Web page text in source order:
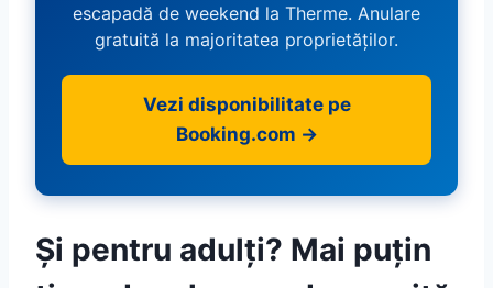
escapadă de weekend la Therme. Anulare
gratuită la majoritatea proprietăților.
Vezi disponibilitate pe
Booking.com →
Și pentru adulți? Mai puțin